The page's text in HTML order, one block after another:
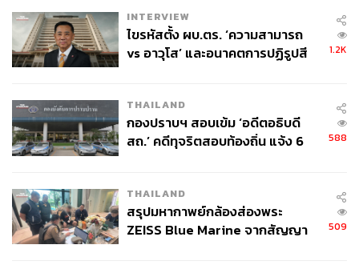
INTERVIEW
ไขรหัสตั้ง ผบ.ตร. ‘ความสามารถ
vs อาวุโส’ และอนาคตการปฏิรูปสี
1.2K
THAILAND
กองปราบฯ สอบเข้ม ‘อดีตอธิบดี
สถ.’ คดีทุจริตสอบท้องถิ่น แจ้ง 6
588
THAILAND
สรุปมหากาพย์กล้องส่องพระ
ZEISS Blue Marine จากสัญญา
509